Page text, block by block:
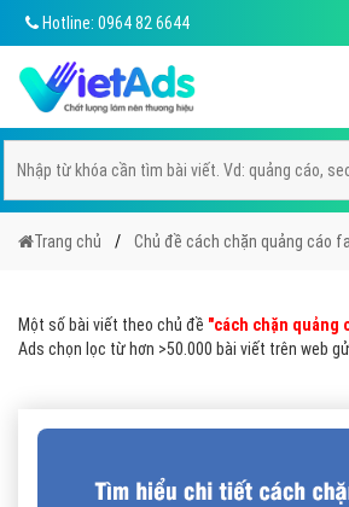
Hotline: 0964 82 6644
Trang chủ Chủ đề cách chặn quảng cáo
Một số bài viết theo chủ đề "cách chặn quảng
Ads chọn lọc từ hơn >50.000 bài viết trên web